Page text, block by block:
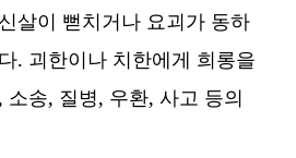
살이 뻗치거나 요괴가 동하
. 괴한이나 치한에게 희롱을
소송, 질병, 우환, 사고 등의